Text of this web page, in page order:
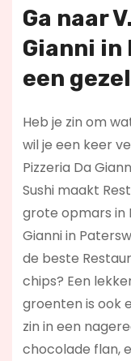
Ga naar
Gianni in
een
Heb je zin om
wil je een keer
Pizzeria Da
Sushi maakt
grote opmars in
Gianni in
de beste
chips? Een
groenten is ook
zin in een
chocolade flan,